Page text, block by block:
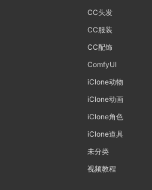
CC头发
CC服装
CC配饰
ComfyUI
iClone动物
iClone动画
iClone角色
iClone道具
未分类
视频教程